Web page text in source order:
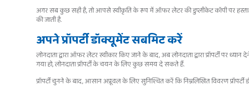
अगर सब कुछ सही है, तो आपसे स्वीकृति के रूप में ऑफर लेटर की डुप्लीकेट कॉपी पर
की जाती है.
अपने प्रॉपर्टी डॉक्यूमेंट सबमिट करें
लोनदाता द्वारा ऑफर लेटर स्वीकार किए जाने के बाद, अब लोनदाता द्वारा प्रॉपर्टी पर
गया हो, लोनदाता प्रॉपर्टी के चयन के लिए कुछ समय दे सकते हैं.
प्रॉपर्टी चुनने के बाद, आसान अप्रूवल के लिए सुनिश्चित करें कि निम्नलिखित विवरण प्रॉपर्टी